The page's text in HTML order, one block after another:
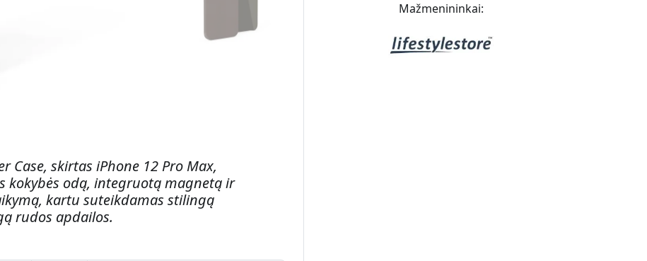
Case, skirtas iPhone 12 Pro Max,
kokybės odą, integruotą magnetą ir
kartu suteikdamas stilingą
rudos apdailos.
Mažmenininkai: